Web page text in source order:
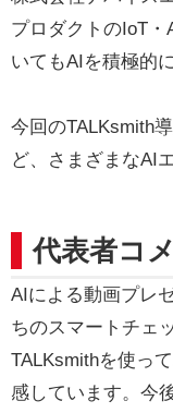
プロダクトのIoT
いてもAIを積極的
今回のTALKsmith
ど、さまざまなAI
代表者コ
AIによる動画プレ
ちのスマートチェ
TALKsmithを使っ
感しています。今